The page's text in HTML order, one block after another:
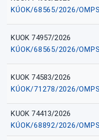
KÚOK/68565/2026/
KUOK 74957/2026
KÚOK/68565/2026/
KUOK 74583/2026
KÚOK/71278/2026/
KUOK 74413/2026
KÚOK/68892/2026/